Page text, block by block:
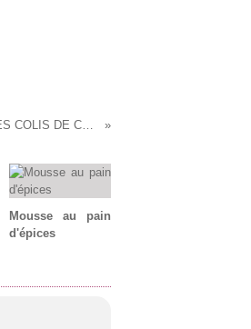
APRES LES COLIS DE CE MATIN, LA CARTE
Mousse au pain
d'épices